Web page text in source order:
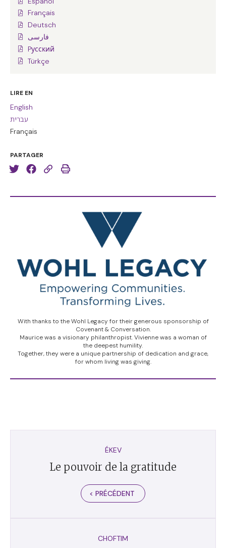
Français
Deutsch
فارسی
Pусский
Türkçe
LIRE EN
English
עברית
Français
PARTAGER
With thanks to the Wohl Legacy for their generous sponsorship of
Covenant & Conversation.
Maurice was a visionary philanthropist. Vivienne was a woman of
the deepest humility.
Together, they were a unique partnership of dedication and grace,
for whom living was giving.
ÉKEV
Le pouvoir de la gratitude
< PRÉCÉDENT
CHOFTIM